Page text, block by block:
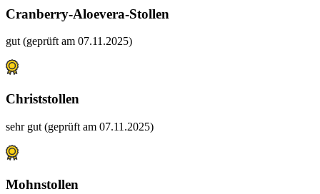
Cranberry-Aloevera-Stollen
gut (geprüft am 07.11.2025)
Christstollen
sehr gut (geprüft am 07.11.2025)
Mohnstollen